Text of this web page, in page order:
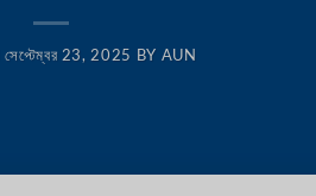
সেপ্টেম্বর 23, 2025 BY AUN